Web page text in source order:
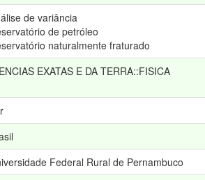
de variância
de petróleo
naturalmente fraturado
EXATAS E DA TERRA::FISICA
Federal Rural de Pernambuco